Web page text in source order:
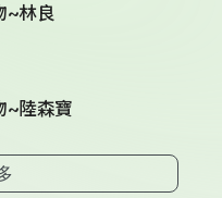
~林良
~陸森寶